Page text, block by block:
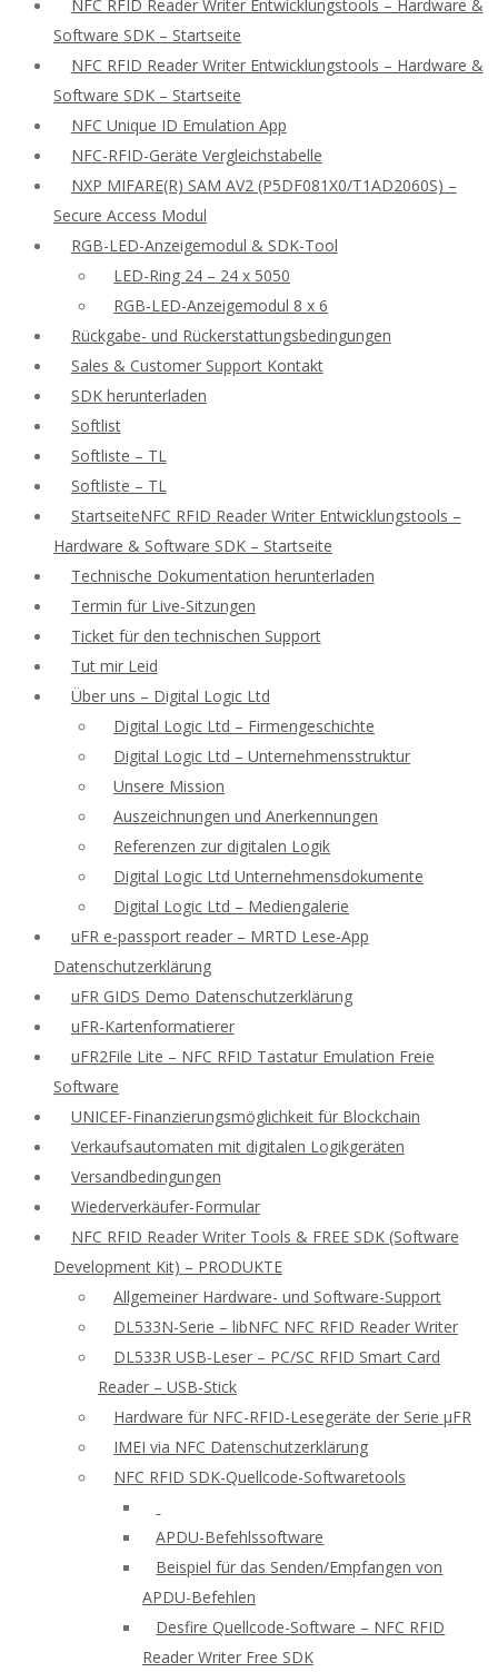
NFC RFID Reader Writer Entwicklungstools – Hardware &
Software SDK – Startseite
NFC RFID Reader Writer Entwicklungstools – Hardware &
Software SDK – Startseite
NFC Unique ID Emulation App
NFC-RFID-Geräte Vergleichstabelle
NXP MIFARE(R) SAM AV2 (P5DF081X0/T1AD2060S) –
Secure Access Modul
RGB-LED-Anzeigemodul & SDK-Tool
LED-Ring 24 – 24 x 5050
RGB-LED-Anzeigemodul 8 x 6
Rückgabe- und Rückerstattungsbedingungen
Sales & Customer Support Kontakt
SDK herunterladen
Softlist
Softliste – TL
Softliste – TL
StartseiteNFC RFID Reader Writer Entwicklungstools –
Hardware & Software SDK – Startseite
Technische Dokumentation herunterladen
Termin für Live-Sitzungen
Ticket für den technischen Support
Tut mir Leid
Über uns – Digital Logic Ltd
Digital Logic Ltd – Firmengeschichte
Digital Logic Ltd – Unternehmensstruktur
Unsere Mission
Auszeichnungen und Anerkennungen
Referenzen zur digitalen Logik
Digital Logic Ltd Unternehmensdokumente
Digital Logic Ltd – Mediengalerie
uFR e-passport reader – MRTD Lese-App
Datenschutzerklärung
uFR GIDS Demo Datenschutzerklärung
uFR-Kartenformatierer
uFR2File Lite – NFC RFID Tastatur Emulation Freie
Software
UNICEF-Finanzierungsmöglichkeit für Blockchain
Verkaufsautomaten mit digitalen Logikgeräten
Versandbedingungen
Wiederverkäufer-Formular
NFC RFID Reader Writer Tools & FREE SDK (Software
Development Kit) – PRODUKTE
Allgemeiner Hardware- und Software-Support
DL533N-Serie – libNFC NFC RFID Reader Writer
DL533R USB-Leser – PC/SC RFID Smart Card
Reader – USB-Stick
Hardware für NFC-RFID-Lesegeräte der Serie μFR
IMEI via NFC Datenschutzerklärung
NFC RFID SDK-Quellcode-Softwaretools
APDU-Befehlssoftware
Beispiel für das Senden/Empfangen von
APDU-Befehlen
Desfire Quellcode-Software – NFC RFID
Reader Writer Free SDK